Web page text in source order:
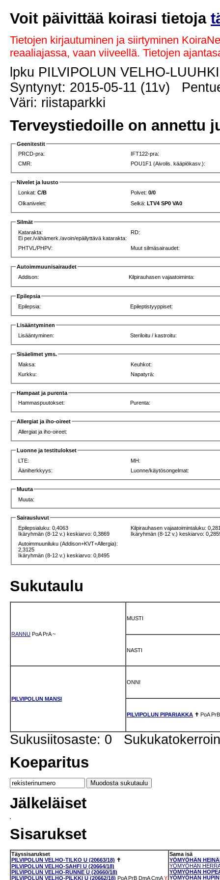
Voit päivittää koirasi tietoja
Tietojen kirjautuminen ja siirtyminen
reaaliajassa, vaan viiveellä. Tietojen
lpku PILVIPOLUN VELHO-
Syntynyt: 2015-05-11 (11v)
Väri: riistaparkki
Terveystiedoille on annettu
Geenitestit
PRCD-pra:
IFT122-pra:
CMR:
POU1F1 (Aivolis. kääpiökasv.):
Nivelet ja luusto
Lonkat:C/B Polvet:0/0
Olkanivelet:
Selkä:LTV4 SP0 VA0
Silmät
Katarakta:
Ei per./vähämerk./avoin/epäilyttävä katarakta:
RD:
PHTVL/PHPV: Muut silmäsairaudet:
Autoimmuunisairaudet
Addison:
Kilpirauhasen vajaatoiminta:
Epilepsia
Epilepsia:
Epileptistyyppiset:
Lisääntyminen
Lisääntyminen:
Steriloitu / kastroitu:
Sisäelimet yms.
Maksa:
Keuhkot:
Kurkku:
Napatyrä:
Hampaat ja purenta
Hammaspuutokset:
Purenta:
Allergiat ja iho-oireet
Allergiat ja iho-oireet:
Luonne ja testitulokset
LTE:
MH:
Ääniherkkyys:
Luonne/käytösongelmat:
Muuta
Muuta:
Sairausluvut
Epilepsialuku: 0,4063
Ikäryhmän (8-12 v.) keskiarvo: 0,3869
Kilpirauhasen vajaatoimintaluku:
Ikäryhmän (8-12 v.) keskiarvo:
Autoimmuuniluku (Addison+KVT+Allergia):
2,3125
Ikäryhmän (8-12 v.) keskiarvo: 0,8495
Sukutaulu
RANNU PoA PrA ~
MUSTI
NASTI
PILVIPOLUN MANSI
ONNI
PILVIPOLUN PIPARIAKKA ✝ PoA PrB
Sukusiitosaste: 0
Koeparitus
Jälkeläiset
Sisarukset
Täyssisarukset
PILVIPOLUN VELHO-TILKO U (20663/18) ✝
PILVIPOLUN VELHO-SAHFI U (20664/18)
PILVIPOLUN VELHO-RUNNE U (20660/18)
PILVIPOLUN VELHO-PILKKI U (20662/18) PoA PrB DmA CmA Y
Sama isä
YÖMYÖHÄN
YÖMYÖHÄN
YÖMYÖHÄN
YÖMYÖHÄN